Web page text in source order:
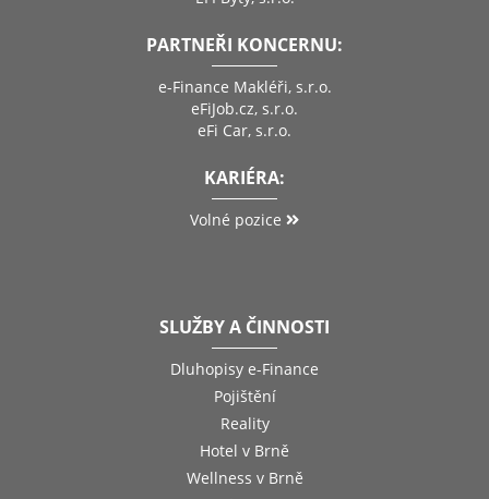
PARTNEŘI KONCERNU:
e-Finance Makléři, s.r.o.
eFiJob.cz, s.r.o.
eFi Car, s.r.o.
KARIÉRA:
Volné pozice
SLUŽBY A ČINNOSTI
Dluhopisy e-Finance
Pojištění
Reality
Hotel v Brně
Wellness v Brně